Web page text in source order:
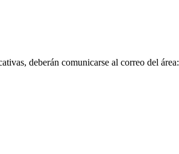
deberán comunicarse al correo del área: